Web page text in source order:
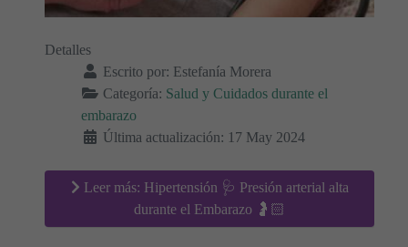
Detalles
Escrito por: Estefanía Morera
Categoría: Salud y Cuidados durante el
embarazo
Última actualización: 17 May 2024
Leer más: Hipertensión 🩺 Presión arterial alta
durante el Embarazo 🤰🏻